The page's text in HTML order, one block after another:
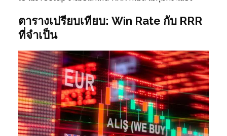
ตารางเปรียบเทียบ: Win Rate กับ RRR
ที่จำเป็น